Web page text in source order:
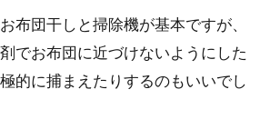
布団干しと掃除機が基本ですが、
でお布団に近づけないようにした
的に捕まえたりするのもいいでし